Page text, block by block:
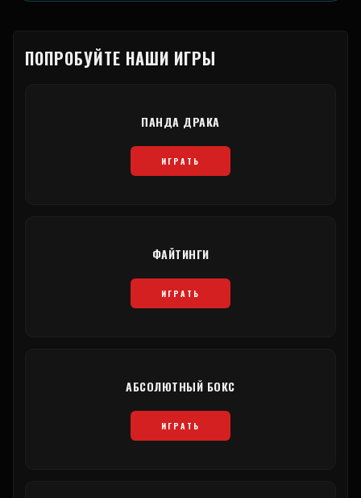
ПОПРОБУЙТЕ НАШИ ИГРЫ
ПАНДА ДРАКА
ИГРАТЬ
ФАЙТИНГИ
ИГРАТЬ
АБСОЛЮТНЫЙ БОКС
ИГРАТЬ